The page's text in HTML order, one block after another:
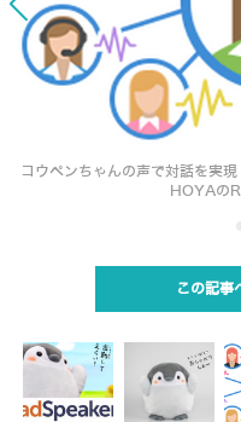
コウペンちゃんの声で対話を実
HOYAの
この記事